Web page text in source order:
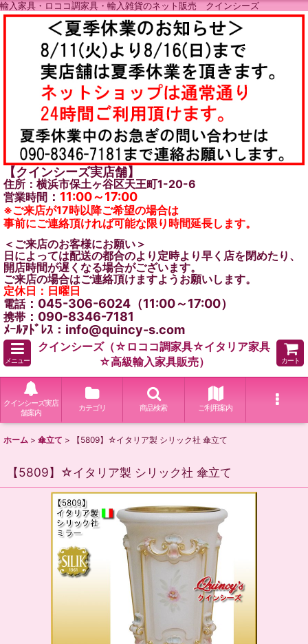
輸入家具・ロココ調家具・輸入雑貨のネット販売 クインシーズ
【クインシーズ実店舗】
住所：横浜市保土ヶ谷区天王町1-20-6
営業時間 ： 11:00～17:00
※ご来店が17時以降ご希望の場合は
事前にご連絡頂ければ可能な限り時間延長します。
＜ご来店のお客様にお願い＞
日によっては配送の都合のより定時より早く店を閉めたり、
開店時間が遅くなる場合がございます。
ご来店の場合はご連絡頂けますようお願いします。
定休日：日曜日
電話：045-306-6024（11:00～17:00）
携帯 ：090-8346-7181
ﾒｰﾙｱﾄﾞﾚｽ：info@quincy-s.com
メニュー
クインシーズ（☆ロココ調家具☆イタリア家具
☆高級輸入家具販売）
カート
クインシーズ実店
舗案内
カテゴリ 商品検索 ご利用案内
ホーム > 傘立て > 【5809】☆イタリア製 シリック社 傘立て
【5809】☆イタリア製 シリック社 傘立て